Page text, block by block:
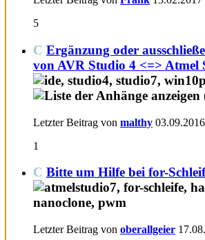
5
C Ergänzung oder
von AVR Studio 4 <=> Atmel
Letzter Beitrag von malthy 03.09.2016
1
C Bitte um Hilfe bei for-
Letzter Beitrag von oberallgeier